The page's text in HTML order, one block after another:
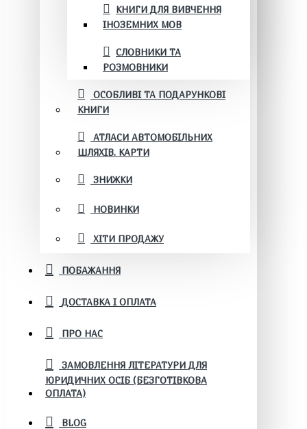
КНИГИ ДЛЯ ВИВЧЕННЯ
ІНОЗЕМНИХ МОВ
СЛОВНИКИ ТА
РОЗМОВНИКИ
ОСОБЛИВІ ТА ПОДАРУНКОВІ
КНИГИ
АТЛАСИ АВТОМОБІЛЬНИХ
ШЛЯХІВ. КАРТИ
ЗНИЖКИ
НОВИНКИ
ХІТИ ПРОДАЖУ
ПОБАЖАННЯ
ДОСТАВКА І ОПЛАТА
ПРО НАС
ЗАМОВЛЕННЯ ЛІТЕРАТУРИ ДЛЯ
ЮРИДИЧНИХ ОСІБ (БЕЗГОТІВКОВА
ОПЛАТА)
BLOG